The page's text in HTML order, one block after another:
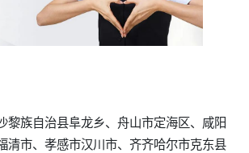
黎族自治县阜龙乡、舟山市定海区、咸阳
清市、孝感市汉川市、齐齐哈尔市克东县